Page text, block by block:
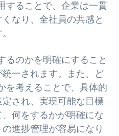
することで、企業は一貫
なり、全社員の共感と
るのかを明確にすること
一されます。また、ど
を考えることで、具体的
され、実現可能な目標
何をするかが明確にな
進捗管理が容易になり